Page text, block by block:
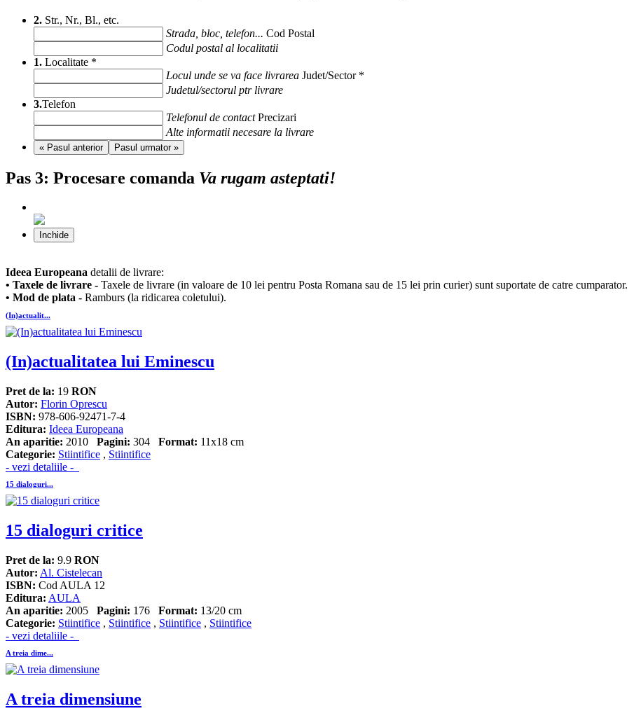
2. Str., Nr., Bl., etc.
Strada, bloc, telefon... Cod Postal
Codul postal al localitatii
1. Localitate *
Locul unde se va face livrarea Judet/Sector *
Judetul/sectorul ptr livrare
3.Telefon
Telefonul de contact Precizari
Alte informatii necesare la livrare
« Pasul anterior Pasul urmator »
Pas 3: Procesare comanda Va rugam asteptati!
Inchide
Ideea Europeana detalii de livrare:
• Taxele de livrare - Taxele de livrare (in valoare de 10 lei pentru Posta Romana sau de 15 lei prin curier) sunt suportate de catre cumparator.
• Mod de plata - Ramburs (la ridicarea coletului).
(In)actualit...
(In)actualitatea lui Eminescu
Pret de la: 19 RON
Autor: Florin Oprescu
ISBN: 978-606-92471-7-4
Editura: Ideea Europeana
An aparitie: 2010 Pagini: 304 Format: 11x18 cm
Categorie: Stiintifice , Stiintifice
- vezi detaliile -
15 dialoguri...
15 dialoguri critice
Pret de la: 9.9 RON
Autor: Al. Cistelecan
ISBN: Cod AULA 12
Editura: AULA
An aparitie: 2005 Pagini: 176 Format: 13/20 cm
Categorie: Stiintifice , Stiintifice , Stiintifice , Stiintifice
- vezi detaliile -
A treia dime...
A treia dimensiune